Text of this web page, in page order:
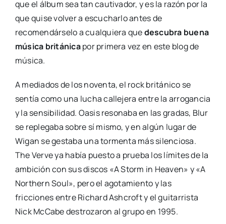
que el álbum sea tan cautivador, y es la razón por la
que quise volver a escucharlo antes de
recomendárselo a cualquiera quedescubra buena
música británicapor primera vez en este blog de
música.
A mediados de los noventa, el rock británico se
sentía como una lucha callejera entre la arrogancia
y la sensibilidad. Oasis resonaba en las gradas, Blur
se replegaba sobre sí mismo, y en algún lugar de
Wigan se gestaba una tormenta más silenciosa.
The Verve ya había puesto a prueba los límites de la
ambición con sus discos «A Storm in Heaven» y «A
Northern Soul», pero el agotamiento y las
fricciones entre Richard Ashcroft y el guitarrista
Nick McCabe destrozaron al grupo en 1995.